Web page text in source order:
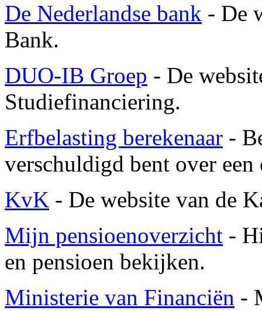
De Nederlandse bank - De
Bank.
DUO-IB Groep - De
Studiefinanciering.
Erfbelasting berekenaar -
verschuldigd bent over
KvK - De website van de
Mijn pensioenoverzicht -
en pensioen bekijken.
Ministerie van Financiën -